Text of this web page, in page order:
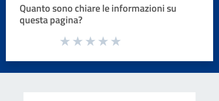
Quanto sono chiare le informazioni su
questa pagina?
Valuta da 1 a 5 stelle la pagina